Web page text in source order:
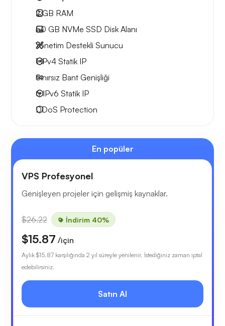
2 GB RAM
50 GB NVMe SSD Disk Alanı
Yönetim Destekli Sunucu
1 IPv4 Statik IP
Sınırsız Bant Genişliği
6 IPv6 Statik IP
DDoS Protection
En popüler
VPS Profesyonel
Genişleyen projeler için gelişmiş kaynaklar.
$26.22 İndirim 40%
$15.87 /için
Aylık $15.87 karşılığında 2 yıl süreyle yenilenir. İstediğiniz zaman iptal
edebilirsiniz.
Satın Al